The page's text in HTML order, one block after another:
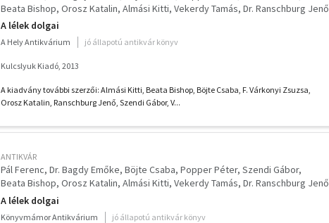
Beata Bishop Orosz Katalin Almási Kitti Vekerdy Tamás Dr. Ranschburg Jenő
F. Várkonyi Zsuzsa
A lélek dolgai
A Hely Antikvárium jó állapotú antikvár könyv
Kulcslyuk Kiadó, 2013
A kiadvány további szerzői: Almási Kitti, Beata Bishop, Böjte Csaba, F. Várkonyi Zsuzsa,
Orosz Katalin, Ranschburg Jenő, Szendi Gábor, V...
ANTIKVÁR
Pál Ferenc Dr. Bagdy Emőke Böjte Csaba Popper Péter Szendi Gábor
Beata Bishop Orosz Katalin Almási Kitti Vekerdy Tamás Dr. Ranschburg Jenő
F. Várkonyi Zsuzsa
A lélek dolgai
Könyvmámor Antikvárium jó állapotú antikvár könyv